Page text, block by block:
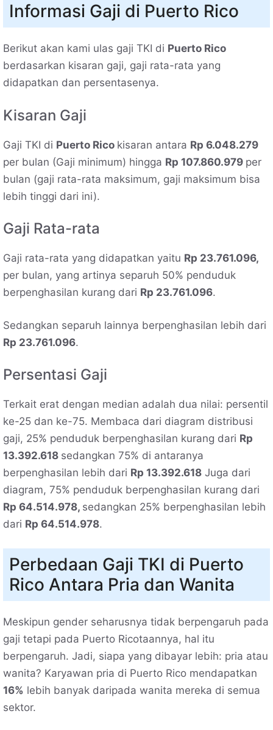
Informasi Gaji di Puerto Rico
Berikut akan kami ulas gaji TKI di Puerto Rico
berdasarkan kisaran gaji, gaji rata-rata yang
didapatkan dan persentasenya.
Kisaran Gaji
Gaji TKI di Puerto Rico kisaran antara Rp 6.048.279
per bulan (Gaji minimum) hingga Rp 107.860.979 per
bulan (gaji rata-rata maksimum, gaji maksimum bisa
lebih tinggi dari ini).
Gaji Rata-rata
Gaji rata-rata yang didapatkan yaitu Rp 23.761.096,
per bulan, yang artinya separuh 50% penduduk
berpenghasilan kurang dari Rp 23.761.096.
Sedangkan separuh lainnya berpenghasilan lebih dari
Rp 23.761.096.
Persentasi Gaji
Terkait erat dengan median adalah dua nilai: persentil
ke-25 dan ke-75. Membaca dari diagram distribusi
gaji, 25% penduduk berpenghasilan kurang dari Rp
13.392.618 sedangkan 75% di antaranya
berpenghasilan lebih dari Rp 13.392.618 Juga dari
diagram, 75% penduduk berpenghasilan kurang dari
Rp 64.514.978, sedangkan 25% berpenghasilan lebih
dari Rp 64.514.978.
Perbedaan Gaji TKI di Puerto
Rico Antara Pria dan Wanita
Meskipun gender seharusnya tidak berpengaruh pada
gaji tetapi pada Puerto Ricotaannya, hal itu
berpengaruh. Jadi, siapa yang dibayar lebih: pria atau
wanita? Karyawan pria di Puerto Rico mendapatkan
16% lebih banyak daripada wanita mereka di semua
sektor.